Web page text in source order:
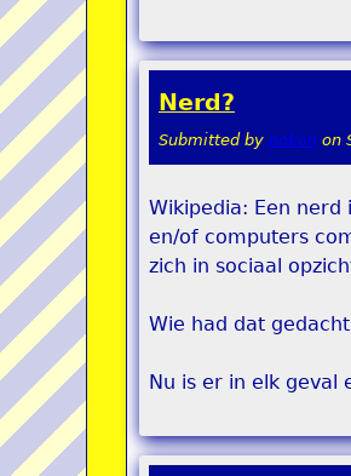
Nerd?
Submitted by pokon on
Wikipedia: Een
en/of computers
zich in sociaal
Wie had dat
Nu is er in elk geval